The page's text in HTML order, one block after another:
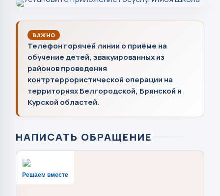
ВАЖНО
Телефон горячей линии о приёме на
обучение детей, эвакуированных из
районов проведения
контртеррористической операции на
территориях Белгородской, Брянской и
Курской областей.
НАПИСАТЬ ОБРАЩЕНИЕ
Решаем вместе